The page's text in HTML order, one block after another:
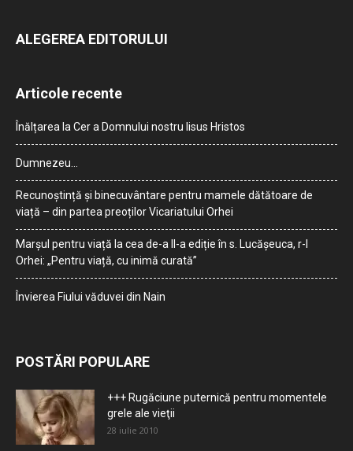
ALEGEREA EDITORULUI
Articole recente
Înălțarea la Cer a Domnului nostru Iisus Hristos
Dumnezeu…
Recunoștință și binecuvântare pentru mamele dătătoare de
viață – din partea preoților Vicariatului Orhei
Marșul pentru viață la cea de-a II-a ediție în s. Lucășeuca, r-l
Orhei: „Pentru viață, cu inimă curată”
Învierea Fiului văduvei din Nain
POSTĂRI POPULARE
+++ Rugăciune puternică pentru momentele
grele ale vieţii
28 iulie 2010